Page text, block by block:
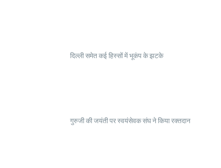
दिल्ली समेत कई हिस्सों में भूकंप के झटके
गुरुजी की जयंती पर स्वयंसेवक संघ ने किया रक्तदान